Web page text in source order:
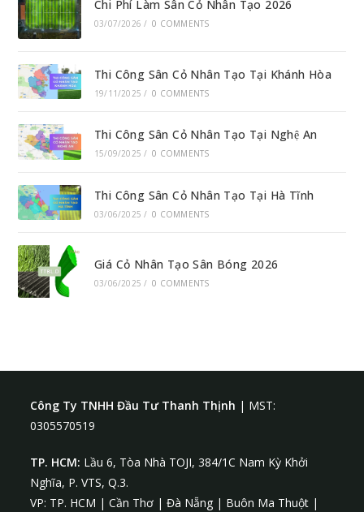
Chi Phí Làm Sân Cỏ Nhân Tạo 2026
03/07/2026 / 0 COMMENTS
Thi Công Sân Cỏ Nhân Tạo Tại Khánh Hòa
19/11/2025 / 0 COMMENTS
Thi Công Sân Cỏ Nhân Tạo Tại Nghệ An
15/09/2025 / 0 COMMENTS
Thi Công Sân Cỏ Nhân Tạo Tại Hà Tĩnh
03/06/2025 / 0 COMMENTS
Giá Cỏ Nhân Tạo Sân Bóng 2026
03/06/2025 / 0 COMMENTS
Công Ty TNHH Đầu Tư Thanh Thịnh | MST:
0305570519
TP. HCM: Lầu 6, Tòa Nhà TOJI, 384/1C Nam Kỳ Khởi
Nghĩa, P. VTS, Q.3.
VP: TP. HCM | Cần Thơ | Đà Nẵng | Buôn Ma Thuột |